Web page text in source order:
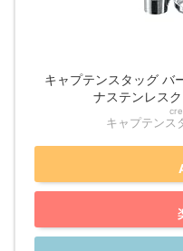
キャプテンスタッグ バ
ナステンレス
キャプテンス